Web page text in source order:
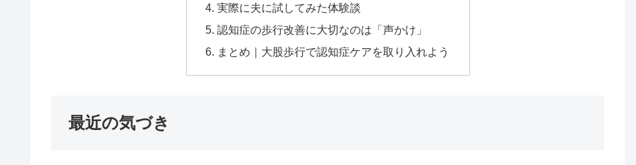
実際に夫に試してみた体験談
認知症の歩行改善に大切なのは「声かけ」
まとめ｜大股歩行で認知症ケアを取り入れよう
最近の気づき